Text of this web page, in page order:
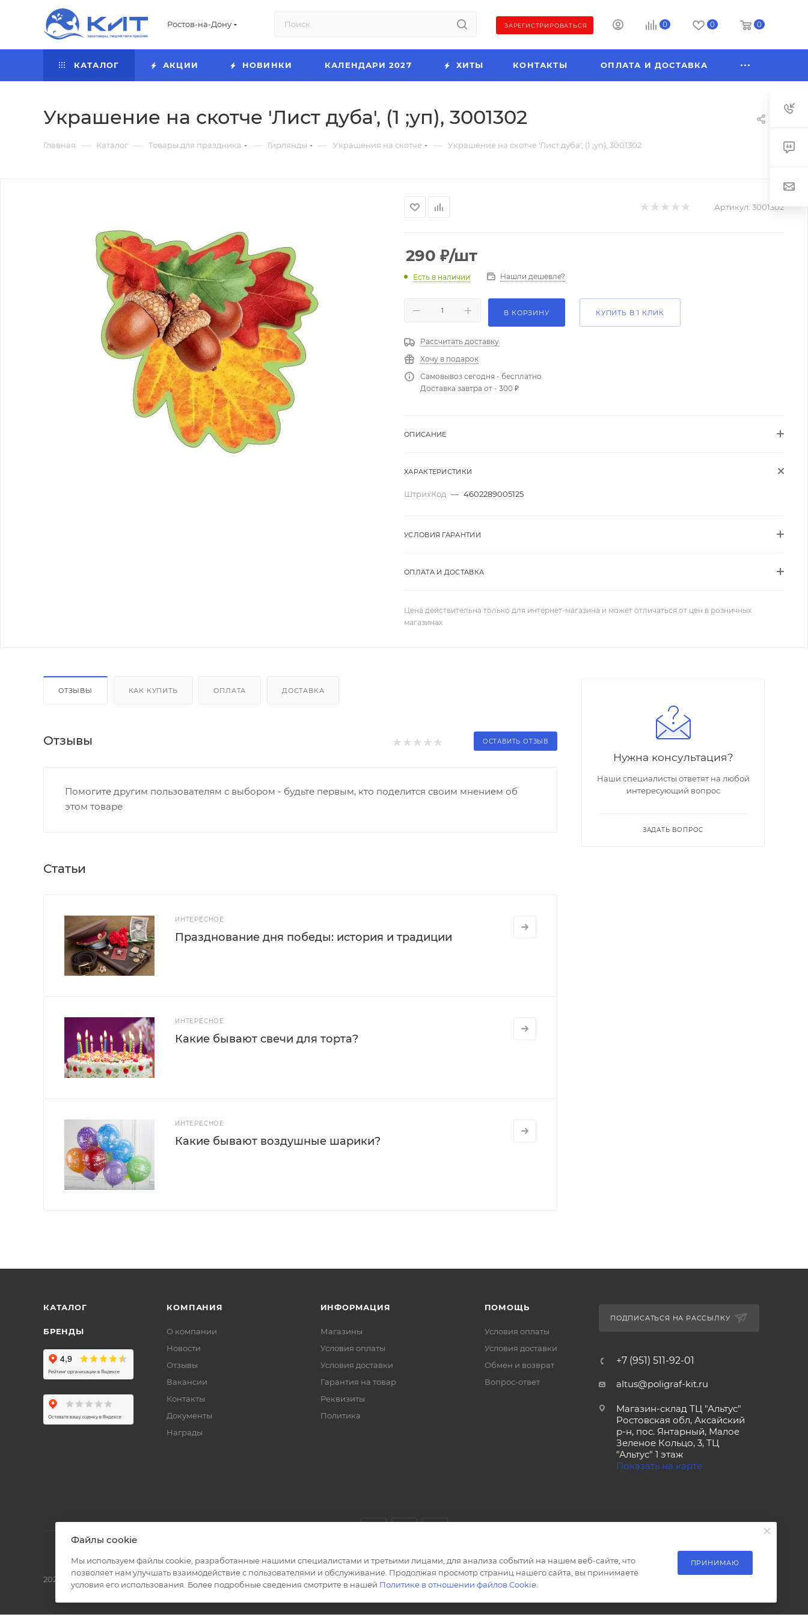
Ростов-на-Дону ЗАРЕГИСТРИРОВАТЬСЯ 0 0 0
КАТАЛОГ АКЦИИ НОВИНКИ КАЛЕНДАРИ 2027 ХИТЫ КОНТАКТЫ ОПЛАТА И ДОСТАВКА
Украшение на скотче 'Лист дуба', (1 ;уп), 3001302
Главная — Каталог — Товары для праздника — Гирлянды — Украшения на скотче — Украшение на скотче 'Лист дуба', (1 ;уп), 3001302
Артикул: 3001302
290 ₽/шт
Есть в наличии Нашли дешевле?
В КОРЗИНУ КУПИТЬ В 1 КЛИК
Рассчитать доставку
Хочу в подарок
Самовывоз сегодня - бесплатно
Доставка завтра от - 300 ₽
ОПИСАНИЕ
ХАРАКТЕРИСТИКИ
ШтрихКод — 4602289005125
УСЛОВИЯ ГАРАНТИИ
ОПЛАТА И ДОСТАВКА
Цена действительна только для интернет-магазина и может отличаться от цен в розничных
магазинах
ОТЗЫВЫ КАК КУПИТЬ ОПЛАТА ДОСТАВКА
Отзывы ОСТАВИТЬ ОТЗЫВ
Помогите другим пользователям с выбором - будьте первым, кто поделится своим мнением об
этом товаре
Статьи
ИНТЕРЕСНОЕ
Празднование дня победы: история и традиции
ИНТЕРЕСНОЕ
Какие бывают свечи для торта?
ИНТЕРЕСНОЕ
Какие бывают воздушные шарики?
Нужна консультация?
Наши специалисты ответят на любой
интересующий вопрос
ЗАДАТЬ ВОПРОС
КАТАЛОГ
БРЕНДЫ
КОМПАНИЯ
О компании
Новости
Отзывы
Вакансии
Контакты
Документы
Награды
ИНФОРМАЦИЯ
Магазины
Условия оплаты
Условия доставки
Гарантия на товар
Реквизиты
Политика
ПОМОЩЬ
Условия оплаты
Условия доставки
Обмен и возврат
Вопрос-ответ
ПОДПИСАТЬСЯ НА РАССЫЛКУ
+7 (951) 511-92-01
altus@poligraf-kit.ru
Магазин-склад ТЦ "Альтус"
Ростовская обл, Аксайский
р-н, пос. Янтарный, Малое
Зеленое Кольцо, 3, ТЦ
"Альтус" 1 этаж
Показать на карте
2026 © Полиграф кит - интернет-магазин
Файлы cookie
Мы используем файлы cookie, разработанные нашими специалистами и третьими лицами, для анализа событий на нашем веб-сайте, что
позволяет нам улучшать взаимодействие с пользователями и обслуживание. Продолжая просмотр страниц нашего сайта, вы принимаете
условия его использования. Более подробные сведения смотрите в нашей Политике в отношении файлов Cookie
ПРИНИМАЮ